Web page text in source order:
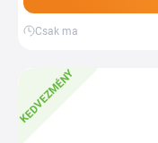
Csak ma
KEDVEZMÉNY